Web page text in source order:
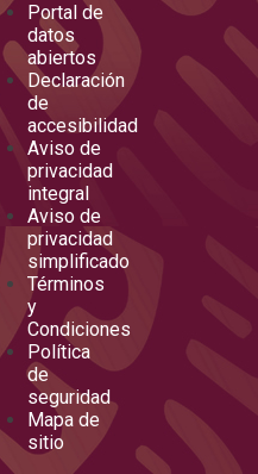
Portal de
datos
abiertos
Declaración
de
accesibilidad
Aviso de
privacidad
integral
Aviso de
privacidad
simplificado
Términos
y
Condiciones
Política
de
seguridad
Mapa de
sitio